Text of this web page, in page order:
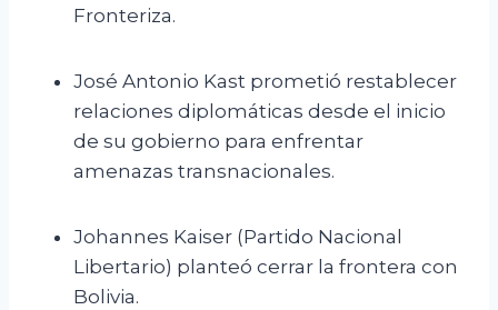
Fronteriza.
José Antonio Kast prometió restablecer
relaciones diplomáticas desde el inicio
de su gobierno para enfrentar
amenazas transnacionales.
Johannes Kaiser (Partido Nacional
Libertario) planteó cerrar la frontera con
Bolivia.